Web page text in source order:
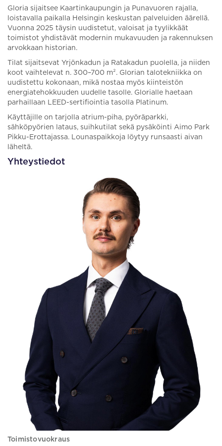
Gloria sijaitsee Kaartinkaupungin ja Punavuoren rajalla,
loistavalla paikalla Helsingin keskustan palveluiden äärellä.
Vuonna 2025 täysin uudistetut, valoisat ja tyylikkäät
toimistot yhdistävät modernin mukavuuden ja rakennuksen
arvokkaan historian.
Tilat sijaitsevat Yrjönkadun ja Ratakadun puolella, ja niiden
koot vaihtelevat n. 300–700 m². Glorian talotekniikka on
uudistettu kokonaan, mikä nostaa myös kiinteistön
energiatehokkuuden uudelle tasolle. Glorialle haetaan
parhaillaan LEED-sertifiointia tasolla Platinum.
Käyttäjille on tarjolla atrium-piha, pyöräparkki,
sähköpyörien lataus, suihkutilat sekä pysäköinti Aimo Park
Pikku-Erottajassa. Lounaspaikkoja löytyy runsaasti aivan
läheltä.
Yhteystiedot
Toimistovuokraus